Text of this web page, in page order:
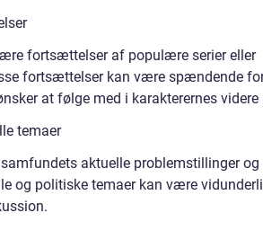
fortsættelser af populære serier eller
fortsættelser kan være spændende
at følge med i karakterernes videre
temaer
aktuelle problemstillinger og
og politiske temaer kan være